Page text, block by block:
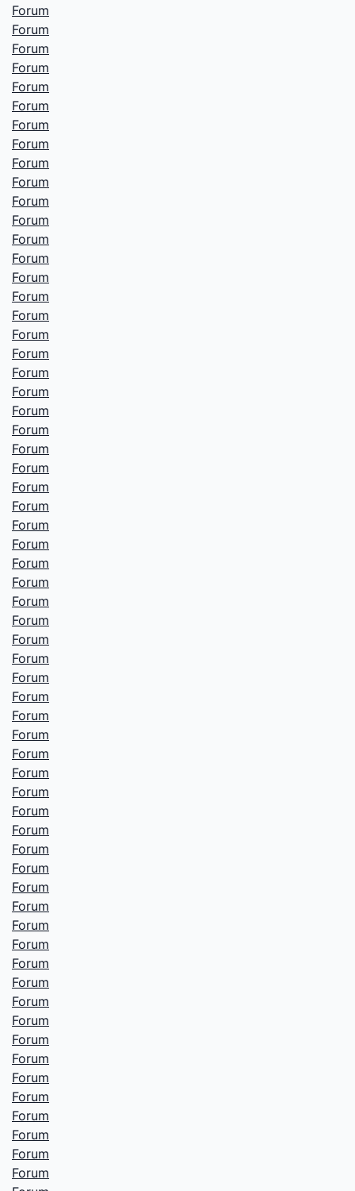
Forum
Forum
Forum
Forum
Forum
Forum
Forum
Forum
Forum
Forum
Forum
Forum
Forum
Forum
Forum
Forum
Forum
Forum
Forum
Forum
Forum
Forum
Forum
Forum
Forum
Forum
Forum
Forum
Forum
Forum
Forum
Forum
Forum
Forum
Forum
Forum
Forum
Forum
Forum
Forum
Forum
Forum
Forum
Forum
Forum
Forum
Forum
Forum
Forum
Forum
Forum
Forum
Forum
Forum
Forum
Forum
Forum
Forum
Forum
Forum
Forum
Forum